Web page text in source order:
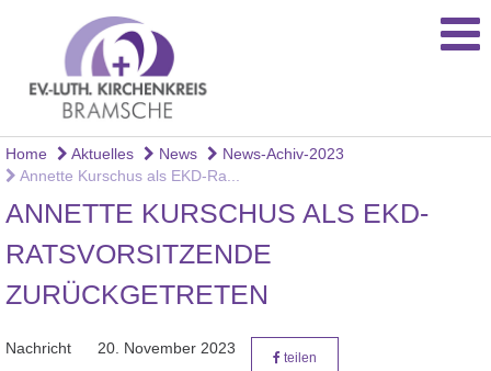
Home Aktuelles News
News-Achiv-2023
Annette Kurschus als EKD-Ra...
ANNETTE KURSCHUS ALS EKD-
RATSVORSITZENDE
ZURÜCKGETRETEN
Nachricht 20. November 2023
teilen